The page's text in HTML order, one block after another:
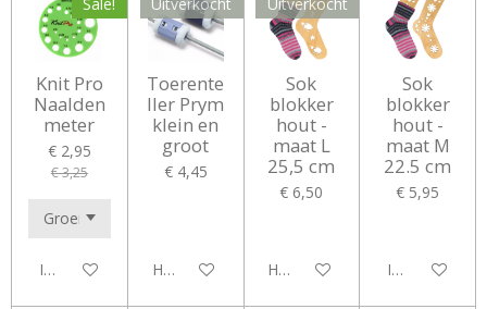
Knit Pro
Naalden
meter
€ 2,95
€ 3,25
In winkelwagen
Toerente
ller Prym
klein en
groot
€ 4,45
Houd mij op de hoogte
Sok
blokker
hout -
maat L
25,5 cm
€ 6,50
Houd mij op de hoogte
Sok
blokker
hout -
maat M
22.5 cm
€ 5,95
In